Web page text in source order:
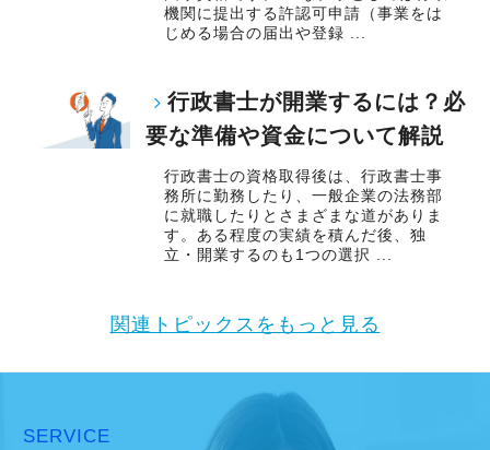
私も新しい経験にチャレンジしたいと思い、渋
谷オフィスの開設に合わせて、責任者になりた
いと立候補しました。
主体性のある人にはキャリアアップとレベルア
ップのチャンスも広がり、経験者なら実務だけ
オフィス責任者として心がけているのは、何で
も気軽に話せる雰囲気と一人一人の考え方を尊
常に柔軟さを忘れずに接したいと思っていま
機関に提出する許認可申請（事業をは
じめる場合の届出や登録 ...
行政書士が開業するには？必
要な準備や資金について解説
行政書士の資格取得後は、行政書士事
務所に勤務したり、一般企業の法務部
に就職したりとさまざまな道がありま
す。ある程度の実績を積んだ後、独
立・開業するのも1つの選択 ...
関連トピックスをもっと見る
SERVICE